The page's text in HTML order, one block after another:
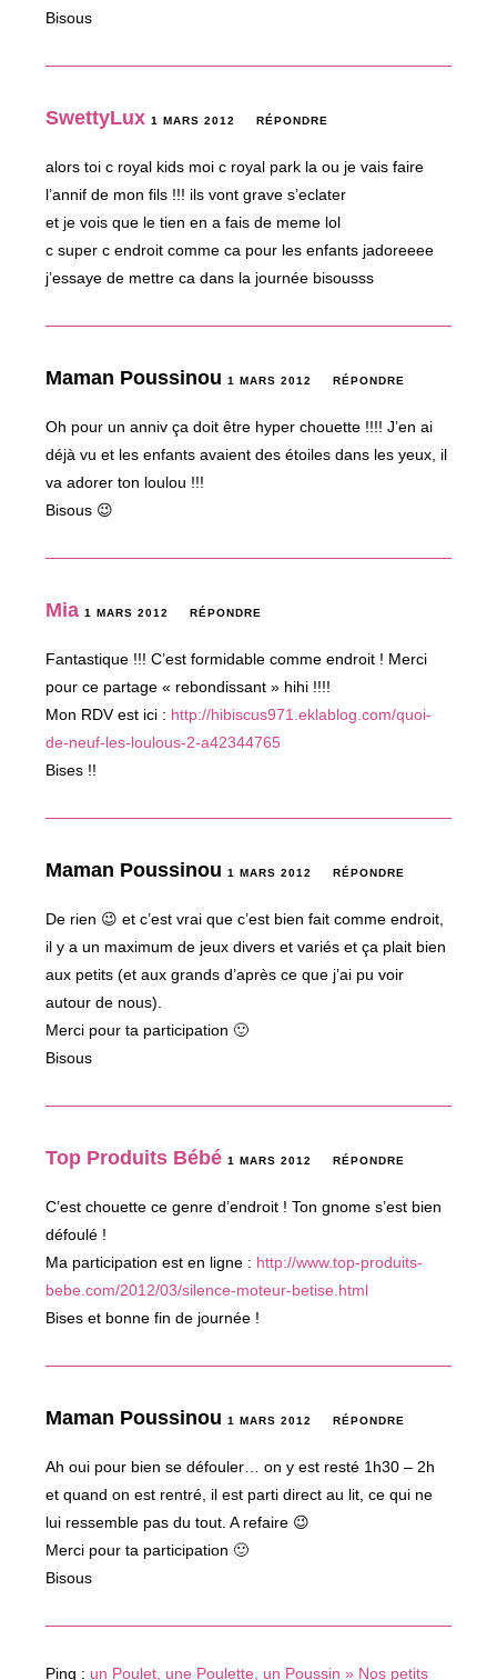
Bisous
SwettyLux 1 MARS 2012 RÉPONDRE
alors toi c royal kids moi c royal park la ou je vais faire
l’annif de mon fils !!! ils vont grave s’eclater
et je vois que le tien en a fais de meme lol
c super c endroit comme ca pour les enfants jadoreeee
j’essaye de mettre ca dans la journée bisousss
Maman Poussinou1 MARS 2012 RÉPONDRE
Oh pour un anniv ça doit être hyper chouette !!!! J’en ai
déjà vu et les enfants avaient des étoiles dans les yeux, il
va adorer ton loulou !!!
Bisous 😉
Mia 1 MARS 2012 RÉPONDRE
Fantastique !!! C’est formidable comme endroit ! Merci
pour ce partage « rebondissant » hihi !!!!
Mon RDV est ici : http://hibiscus971.eklablog.com/quoi-
de-neuf-les-loulous-2-a42344765
Bises !!
Maman Poussinou1 MARS 2012 RÉPONDRE
De rien 😉 et c’est vrai que c’est bien fait comme endroit,
il y a un maximum de jeux divers et variés et ça plait bien
aux petits (et aux grands d’après ce que j’ai pu voir
autour de nous).
Merci pour ta participation 🙂
Bisous
Top Produits Bébé 1 MARS 2012 RÉPONDRE
C’est chouette ce genre d’endroit ! Ton gnome s’est bien
défoulé !
Ma participation est en ligne : http://www.top-produits-
bebe.com/2012/03/silence-moteur-betise.html
Bises et bonne fin de journée !
Maman Poussinou1 MARS 2012 RÉPONDRE
Ah oui pour bien se défouler… on y est resté 1h30 – 2h
et quand on est rentré, il est parti direct au lit, ce qui ne
lui ressemble pas du tout. A refaire 😉
Merci pour ta participation 🙂
Bisous
Ping : un Poulet, une Poulette, un Poussin » Nos petits